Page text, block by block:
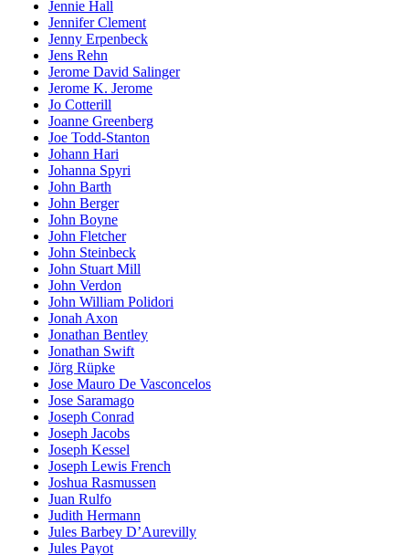
Jennie Hall
Jennifer Clement
Jenny Erpenbeck
Jens Rehn
Jerome David Salinger
Jerome K. Jerome
Jo Cotterill
Joanne Greenberg
Joe Todd-Stanton
Johann Hari
Johanna Spyri
John Barth
John Berger
John Boyne
John Fletcher
John Steinbeck
John Stuart Mill
John Verdon
John William Polidori
Jonah Axon
Jonathan Bentley
Jonathan Swift
Jörg Rüpke
Jose Mauro De Vasconcelos
Jose Saramago
Joseph Conrad
Joseph Jacobs
Joseph Kessel
Joseph Lewis French
Joshua Rasmussen
Juan Rulfo
Judith Hermann
Jules Barbey D’Aurevilly
Jules Payot